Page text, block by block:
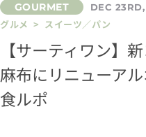
DEC
グルメ > スイーツ／パン
【サーティワン】
麻布にリニューア
食ルポ